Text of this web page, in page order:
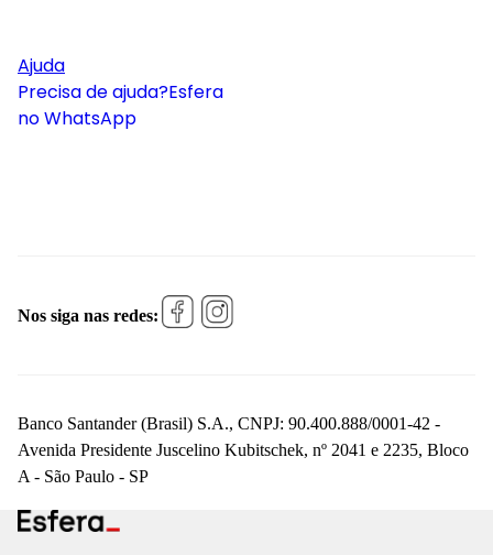
Ajuda
Precisa de ajuda?Esfera
no WhatsApp
Nos siga nas redes:
Banco Santander (Brasil) S.A., CNPJ: 90.400.888/0001-42 -
Avenida Presidente Juscelino Kubitschek, nº 2041 e 2235, Bloco
A - São Paulo - SP